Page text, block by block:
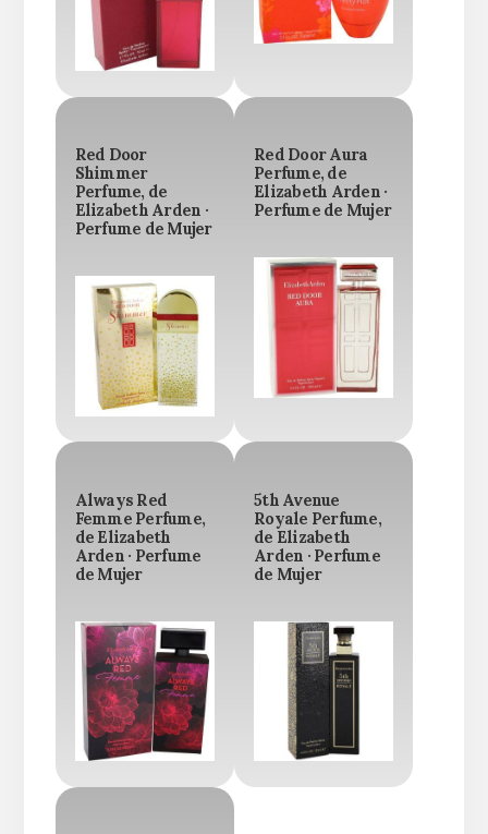
Red Door
Shimmer
Perfume, de
Elizabeth Arden ·
Perfume de Mujer
Red Door Aura
Perfume, de
Elizabeth Arden ·
Perfume de Mujer
Always Red
Femme Perfume,
de Elizabeth
Arden · Perfume
de Mujer
5th Avenue
Royale Perfume,
de Elizabeth
Arden · Perfume
de Mujer